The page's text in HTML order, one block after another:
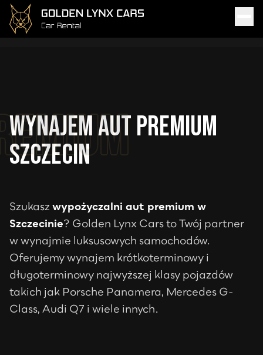
Wynajem aut premium
Szczecin
Szukasz wypożyczalni aut premium w
Szczecinie? Golden Lynx Cars to Twój partner
w wynajmie luksusowych samochodów.
Oferujemy wynajem krótkoterminowy i
długoterminowy najwyższej klasy pojazdów
takich jak Porsche Panamera, Mercedes G-
Class, Audi Q7 i wiele innych.